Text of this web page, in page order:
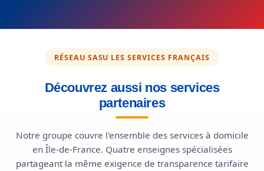
RÉSEAU SASU LES SERVICES FRANÇAIS
Découvrez aussi nos services
partenaires
Notre groupe couvre l'ensemble des services à domicile
en Île-de-France. Quatre enseignes spécialisées
partageant la même exigence de transparence tarifaire